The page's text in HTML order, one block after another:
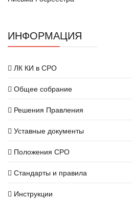
ИНФОРМАЦИЯ
ЛК КИ в СРО
Общее собрание
Решения Правления
Уставные документы
Положения СРО
Стандарты и правила
Инструкции